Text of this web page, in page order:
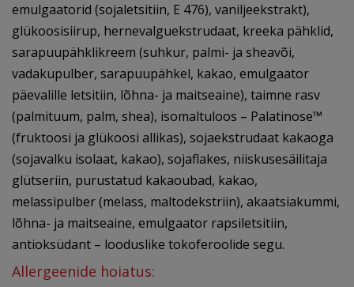
emulgaatorid (sojaletsitiin, E 476), vaniljeekstrakt),
glükoosisiirup, hernevalguekstrudaat, kreeka pähklid,
sarapuupähklikreem (suhkur, palmi- ja sheavõi,
vadakupulber, sarapuupähkel, kakao, emulgaator
päevalille letsitiin, lõhna- ja maitseaine), taimne rasv
(palmituum, palm, shea), isomaltuloos – Palatinose™
(fruktoosi ja glükoosi allikas), sojaekstrudaat kakaoga
(sojavalku isolaat, kakao), sojaflakes, niiskusesäilitaja
glütseriin, purustatud kakaoubad, kakao,
melassipulber (melass, maltodekstriin), akaatsiakummi,
lõhna- ja maitseaine, emulgaator rapsiletsitiin,
antioksüdant – looduslike tokoferoolide segu.
Allergeenide hoiatus: